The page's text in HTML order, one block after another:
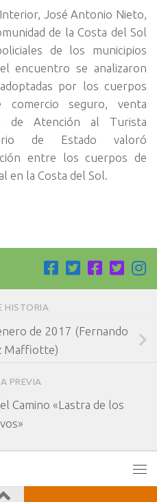
José Antonio Nieto,
de la Costa del Sol
de los municipios
encuentro se analizaron
por los cuerpos
comercio seguro, venta
de Atención al Turista
de Estado valoró
entre los cuerpos de
en la Costa del Sol.
HISTORIA
de 2017 (Fernando
Maffiotte)
PREVIA
Camino «Lastra de los